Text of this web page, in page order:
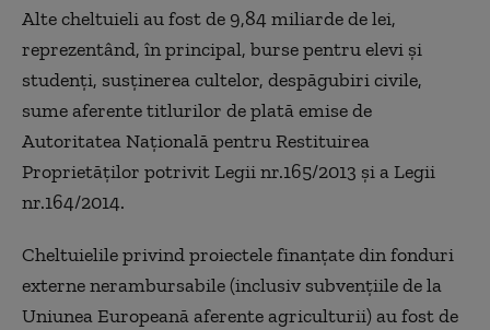
Alte cheltuieli au fost de 9,84 miliarde de lei,
reprezentând, în principal, burse pentru elevi şi
studenţi, susţinerea cultelor, despăgubiri civile,
sume aferente titlurilor de plată emise de
Autoritatea Naţională pentru Restituirea
Proprietăţilor potrivit Legii nr.165/2013 şi a Legii
nr.164/2014.
Cheltuielile privind proiectele finanţate din fonduri
externe nerambursabile (inclusiv subvenţiile de la
Uniunea Europeană aferente agriculturii) au fost de